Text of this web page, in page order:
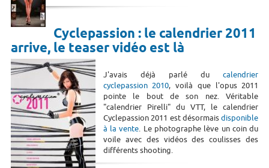
Cyclepassion : le calendrier 2011
arrive, le teaser vidéo est là
J'avais déjà parlé ducalendrier
cyclepassion 2010, voilà que l'opus 2011
pointe le bout de son nez. Véritable
"calendrier Pirelli" du VTT, le calendrier
Cyclepassion 2011 est désormaisdisponible
à la vente. Le photographe lève un coin du
voile avec des vidéos des coulisses des
différents shooting.